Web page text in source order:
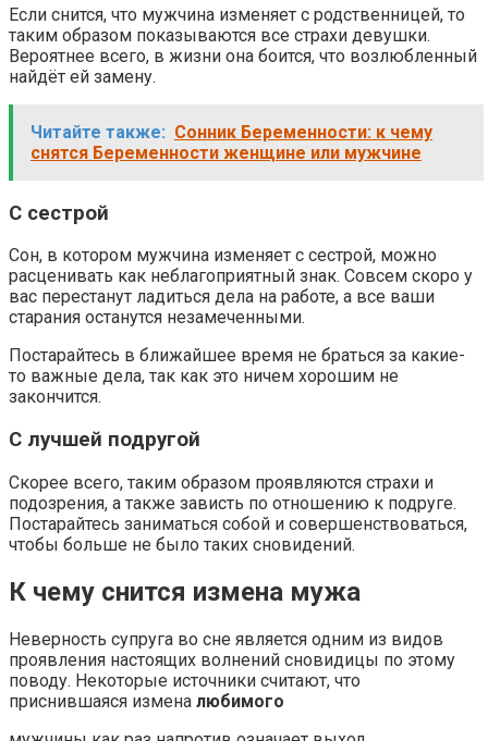
Если снится, что мужчина изменяет с родственницей, то
таким образом показываются все страхи девушки.
Вероятнее всего, в жизни она боится, что возлюбленный
найдёт ей замену.
Читайте также: Сонник Беременности: к чему
снятся Беременности женщине или мужчине
С сестрой
Сон, в котором мужчина изменяет с сестрой, можно
расценивать как неблагоприятный знак. Совсем скоро у
вас перестанут ладиться дела на работе, а все ваши
старания останутся незамеченными.
Постарайтесь в ближайшее время не браться за какие-
то важные дела, так как это ничем хорошим не
закончится.
С лучшей подругой
Скорее всего, таким образом проявляются страхи и
подозрения, а также зависть по отношению к подруге.
Постарайтесь заниматься собой и совершенствоваться,
чтобы больше не было таких сновидений.
К чему снится измена мужа
Неверность супруга во сне является одним из видов
проявления настоящих волнений сновидицы по этому
поводу. Некоторые источники считают, что
приснившаяся измена любимого